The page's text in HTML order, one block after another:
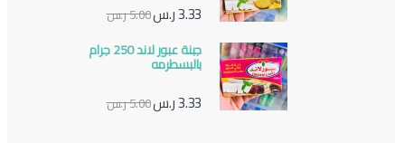
3.33ر.س5.00ر.س
جبنة عبور لاند 250 جرام
بالبسطرمه
3.33ر.س5.00ر.س